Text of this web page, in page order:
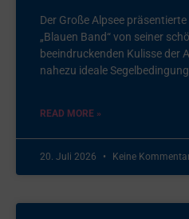
Der Große Alpsee
„Blauen Band“ von seiner
beeindruckenden Kulisse der
nahezu ideale
READ MORE »
20. Juli 2026 Keine